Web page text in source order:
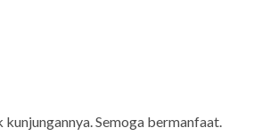
Semoga bermanfaat.